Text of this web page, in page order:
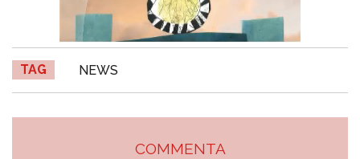
TAG NEWS
COMMENTA